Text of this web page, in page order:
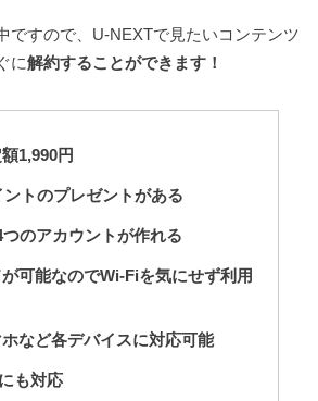
ですので、U-NEXTで見たいコンテンツ
に解約することができます！
1,990円
トのプレゼントがある
のアカウントが作れる
可能なのでWi-Fiを気にせず利用
など各デバイスに対応可能
も対応